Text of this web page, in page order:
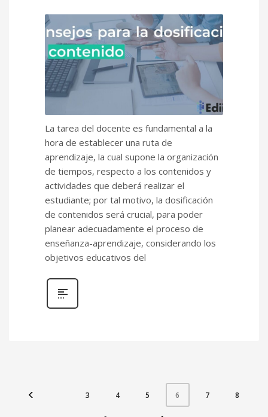
La tarea del docente es fundamental a la
hora de establecer una ruta de
aprendizaje, la cual supone la organización
de tiempos, respecto a los contenidos y
actividades que deberá realizar el
estudiante; por tal motivo, la dosificación
de contenidos será crucial, para poder
planear adecuadamente el proceso de
enseñanza-aprendizaje, considerando los
objetivos educativos del
3 4 5 6 7 8